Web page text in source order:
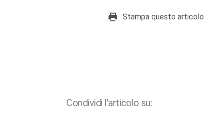
Stampa questo articolo
Condividi l'articolo su: